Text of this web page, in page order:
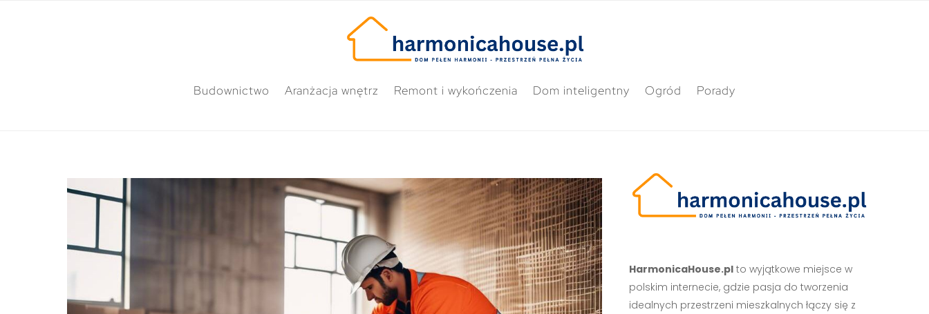
Budownictwo Aranżacja wnętrz Remont i wykończenia Dom inteligentny Ogród Porady
HarmonicaHouse.plto wyjątkowe miejsce w
polskim internecie, gdzie pasja do tworzenia
idealnych przestrzeni mieszkalnych łączy się z